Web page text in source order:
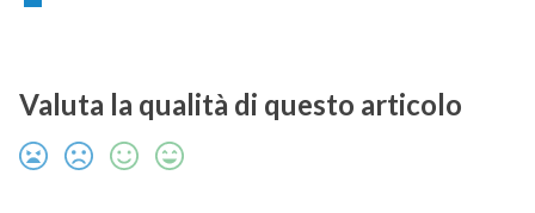
Valuta la qualità di questo articolo